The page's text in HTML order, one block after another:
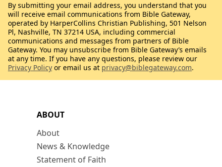
ABOUT
About
News & Knowledge
Statement of Faith
By submitting your email address, you understand that you
will receive email communications from Bible Gateway,
operated by HarperCollins Christian Publishing, 501 Nelson
Pl, Nashville, TN 37214 USA, including commercial
communications and messages from partners of Bible
Gateway. You may unsubscribe from Bible Gateway’s emails
at any time. If you have any questions, please review our
Privacy Policy or email us at privacy@biblegateway.com.